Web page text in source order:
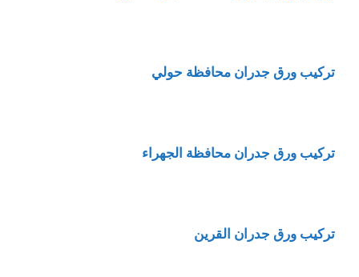
تركيب ورق جدران محافظة حولي
تركيب ورق جدران محافظة الجهراء
تركيب ورق جدران القرين